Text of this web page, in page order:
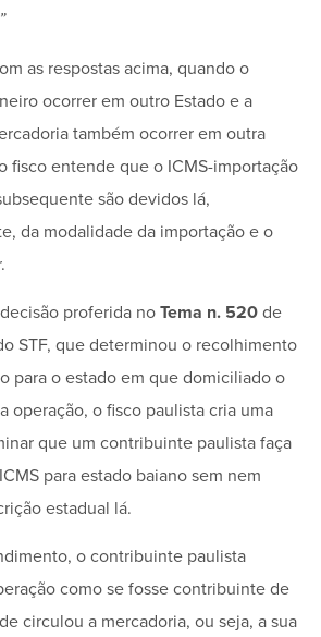
as respostas acima, quando o
ocorrer em outro Estado e a
também ocorrer em outra
fisco entende que o ICMS-importação
são devidos lá,
da modalidade da importação e o
proferida no Tema n. 520 de
STF, que determinou o recolhimento
para o estado em que domiciliado o
operação, o fisco paulista cria uma
que um contribuinte paulista faça
para estado baiano sem nem
estadual lá.
o contribuinte paulista
como se fosse contribuinte de
circulou a mercadoria, ou seja, a sua